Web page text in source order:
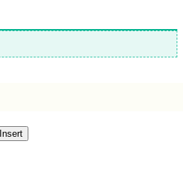
Insert